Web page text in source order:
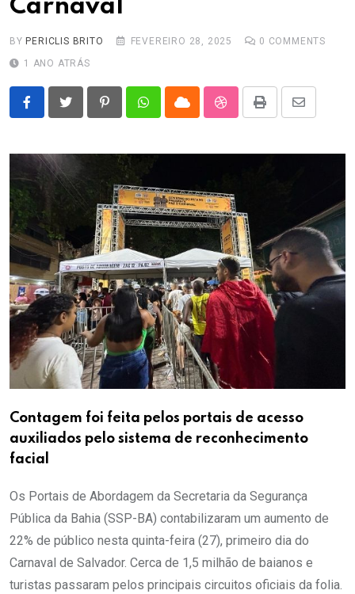
Carnaval
BY PERICLIS BRITO FEVEREIRO 28, 2025 0 COMMENTS
1 ANO ATRÁS
PinterestWhatsappCloud StumbleUpon
Print
Share
Email
Contagem foi feita pelos portais de acesso
auxiliados pelo sistema de reconhecimento
facial
Os Portais de Abordagem da Secretaria da Segurança
Pública da Bahia (SSP-BA) contabilizaram um aumento de
22% de público nesta quinta-feira (27), primeiro dia do
Carnaval de Salvador. Cerca de 1,5 milhão de baianos e
turistas passaram pelos principais circuitos oficiais da folia.